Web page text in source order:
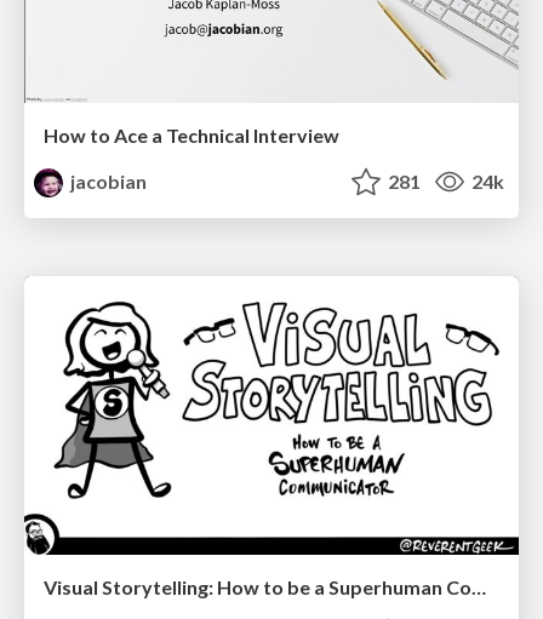
How to Ace a Technical Interview
jacobian
281 24k